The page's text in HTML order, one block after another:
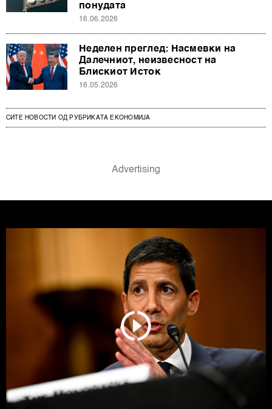
понудата
16.06.2026
Неделен преглед: Насмевки на
Далечниот, неизвесност на
Блискиот Исток
16.05.2026
СИТЕ НОВОСТИ ОД РУБРИКАТА ЕКОНОМИЈА